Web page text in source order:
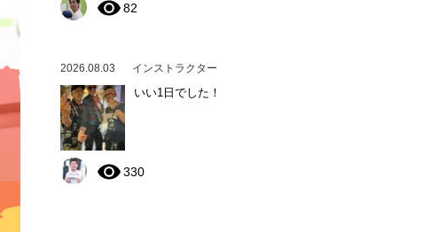
82
2026.08.03 インストラクター
いい1日でした！
330